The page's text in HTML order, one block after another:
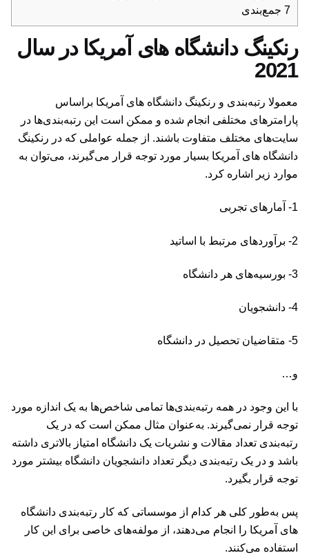
7 جمع‌بندی
رنکینگ دانشگاه های آمریکا در سال
2021
معمولا رتبه‌بندی و رنکینگ دانشگاه های آمریکا براساس
پارامترهای مختلفی انجام شده و ممکن است این رتبه‌بندی‌ها در
سایت‌های مختلف متفاوت باشند. از جمله عواملی که در رنکینگ
دانشگاه های آمریکا بسیار مورد توجه قرار می‌گیرند، می‌توان به
موارد زیر اشاره کرد.
1- آمارهای تجربی
2- برآوردهای مرتبط با اساتید
3- بورسیه‌های هر دانشگاه
4- دانشجویان
5- متقاضیان تحصیل در دانشگاه
و…
با این وجود در همه رتبه‌بندی‌ها تمامی شاخص‌ها به یک اندازه مورد
توجه قرار نمی‌گیرند. به‌عنوان مثال ممکن است که در یک
رتبه‌بندی تعداد مقالات و نشریات یک دانشگاه امتیاز بالاتری داشته
باشد و در یک رتبه‌بندی دیگر تعداد دانشجویان دانشگاه بیشتر مورد
توجه قرار بگیرد.
پس به‌طور کلی هر کدام از موسساتی که کار رتبه‌بندی دانشگاه
های آمریکا را انجام می‌دهند، از مولفه‌های خاصی برای این کار
استفاده می‌کنند.